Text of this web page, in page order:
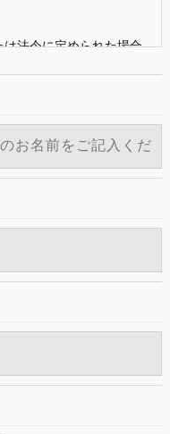
法令に定められた場合
とはいたしません。
において、個人情報を
契約等の措置をとり、
いよう、適切に安全管
予めご了承ください。